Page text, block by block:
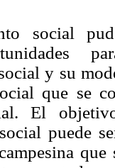
social
y su
que se
El
puede